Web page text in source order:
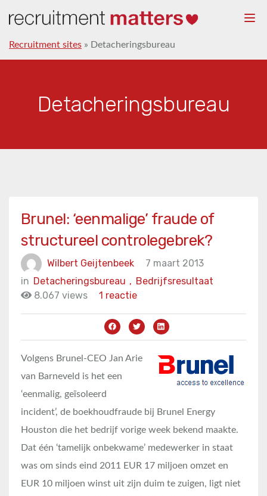
Recruitment sites » Detacheringsbureau
Detacheringsbureau
Brunel: ‘eenmalige’ fraude of
structureel controlegebrek?
Wilbert Geijtenbeek
7 maart 2013
in
Bedrijfsresultaat
Detacheringsbureau ,
8.067 views
1 reactie
Volgens Brunel-CEO Jan Arie
van Barneveld is het een
‘eenmalig, geïsoleerd
incident’, de boekhoudfraude bij Brunel Energy
Houston die het bedrijf vorige week bekend maakte.
Dat één ‘tamelijk onbekwame’ medewerker in staat
was om sinds eind 2011 EUR 17 miljoen omzet en
EUR 10 miljoen winst uit zijn duim te zuigen, ligt niet